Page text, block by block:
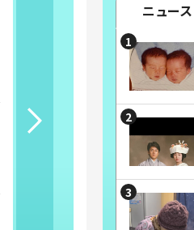
ニュース